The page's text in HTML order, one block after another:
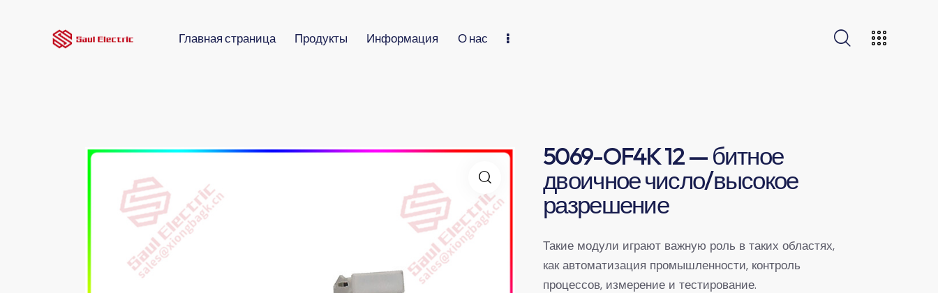
Главная страница Продукты Информация О нас
5069-OF4K 12 — битное
двоичное число/высокое
разрешение
Такие модули играют важную роль в таких областях,
как автоматизация промышленности, контроль
процессов, измерение и тестирование.